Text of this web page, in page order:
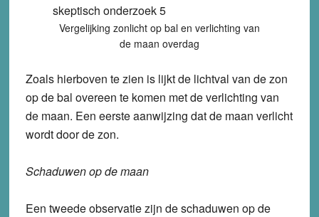
Vergelijking zonlicht op bal en verlichting van
de maan overdag
Zoals hierboven te zien is lijkt de lichtval van de zon
op de bal overeen te komen met de verlichting van
de maan. Een eerste aanwijzing dat de maan verlicht
wordt door de zon.
Schaduwen op de maan
Een tweede observatie zijn de schaduwen op de